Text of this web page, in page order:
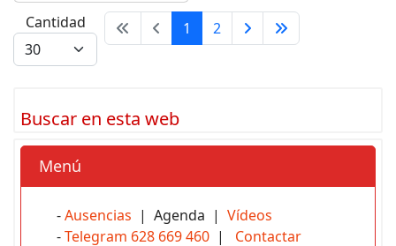
Cantidad 1 2
Buscar en esta web
Menú
-Ausencias | Agenda | Vídeos
-Telegram 628 669 460 | Contactar